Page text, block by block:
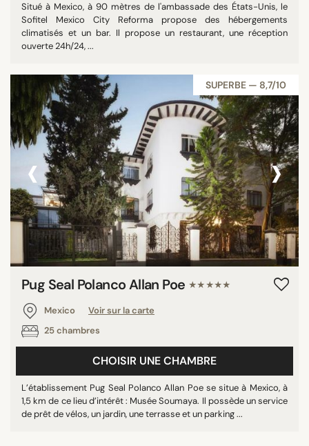
Situé à Mexico, à 90 mètres de l'ambassade des États-Unis, le
Sofitel Mexico City Reforma propose des hébergements
climatisés et un bar. Il propose un restaurant, une réception
ouverte 24h/24, ...
SUPERBE — 8,7/10
‹ ›
Pug Seal Polanco Allan Poe ★★★★★
Mexico
Voir sur la carte
25 chambres
CHOISIR UNE CHAMBRE
L’établissement Pug Seal Polanco Allan Poe se situe à Mexico, à
1,5 km de ce lieu d’intérêt : Musée Soumaya. Il possède un service
de prêt de vélos, un jardin, une terrasse et un parking ...